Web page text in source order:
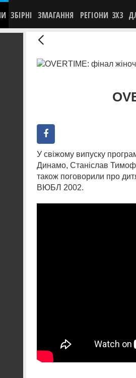
ЗБІРНІ ЗМАГАННЯ РЕГІОНИ 3X3
У свіжому випуску
Динамо, Станіслав
також поговорили про
ВЮБЛ 2002.